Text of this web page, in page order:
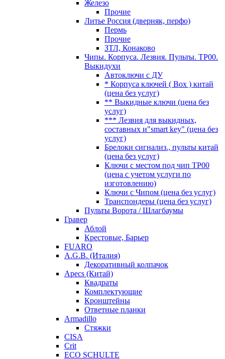
Железо
Прочие
Литье Россия (дверняк, перфо)
Пермь
Прочие
ЗТЛ, Конаково
Чипы. Корпуса. Лезвия. Пульты. TP00.
Выкидухи
Автоключи с ДУ
* Корпуса ключей ( Box ) китай
(цена без услуг)
** Выкидные ключи (цена без
услуг)
*** Лезвия для выкидных,
составных и"smart key" (цена без
услуг)
Брелоки сигнализ., пульты китай
(цена без услуг)
Ключи с местом под чип TP00
(цена с учетом услуги по
изготовлению)
Ключи с Чипом (цена без услуг)
Транспондеры (цена без услуг)
Пульты Ворота / Шлагбаумы
Гравер
Аблой
Крестовые, Барьер
FUARO
A.G.B. (Италия)
Декоративный колпачок
Apecs (Китай)
Квадраты
Комплектующие
Кронштейны
Ответные планки
Armadillo
Стяжки
CISA
Crit
ECO SCHULTE